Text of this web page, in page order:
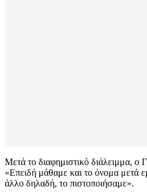
Μετά το διαφημιστικό διάλειμμα, ο
«Επειδή μάθαμε και το όνομα μετά
άλλο δηλαδή, το πιστοποιήσαμε».